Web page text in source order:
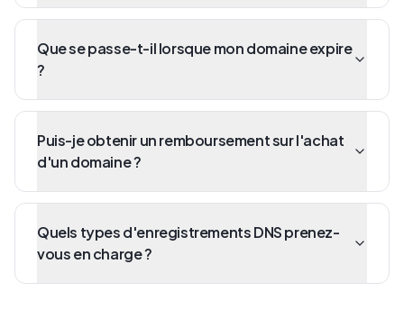
Que se passe-t-il lorsque mon domaine expire
?
Puis-je obtenir un remboursement sur l'achat
d'un domaine ?
Quels types d'enregistrements DNS prenez-
vous en charge ?